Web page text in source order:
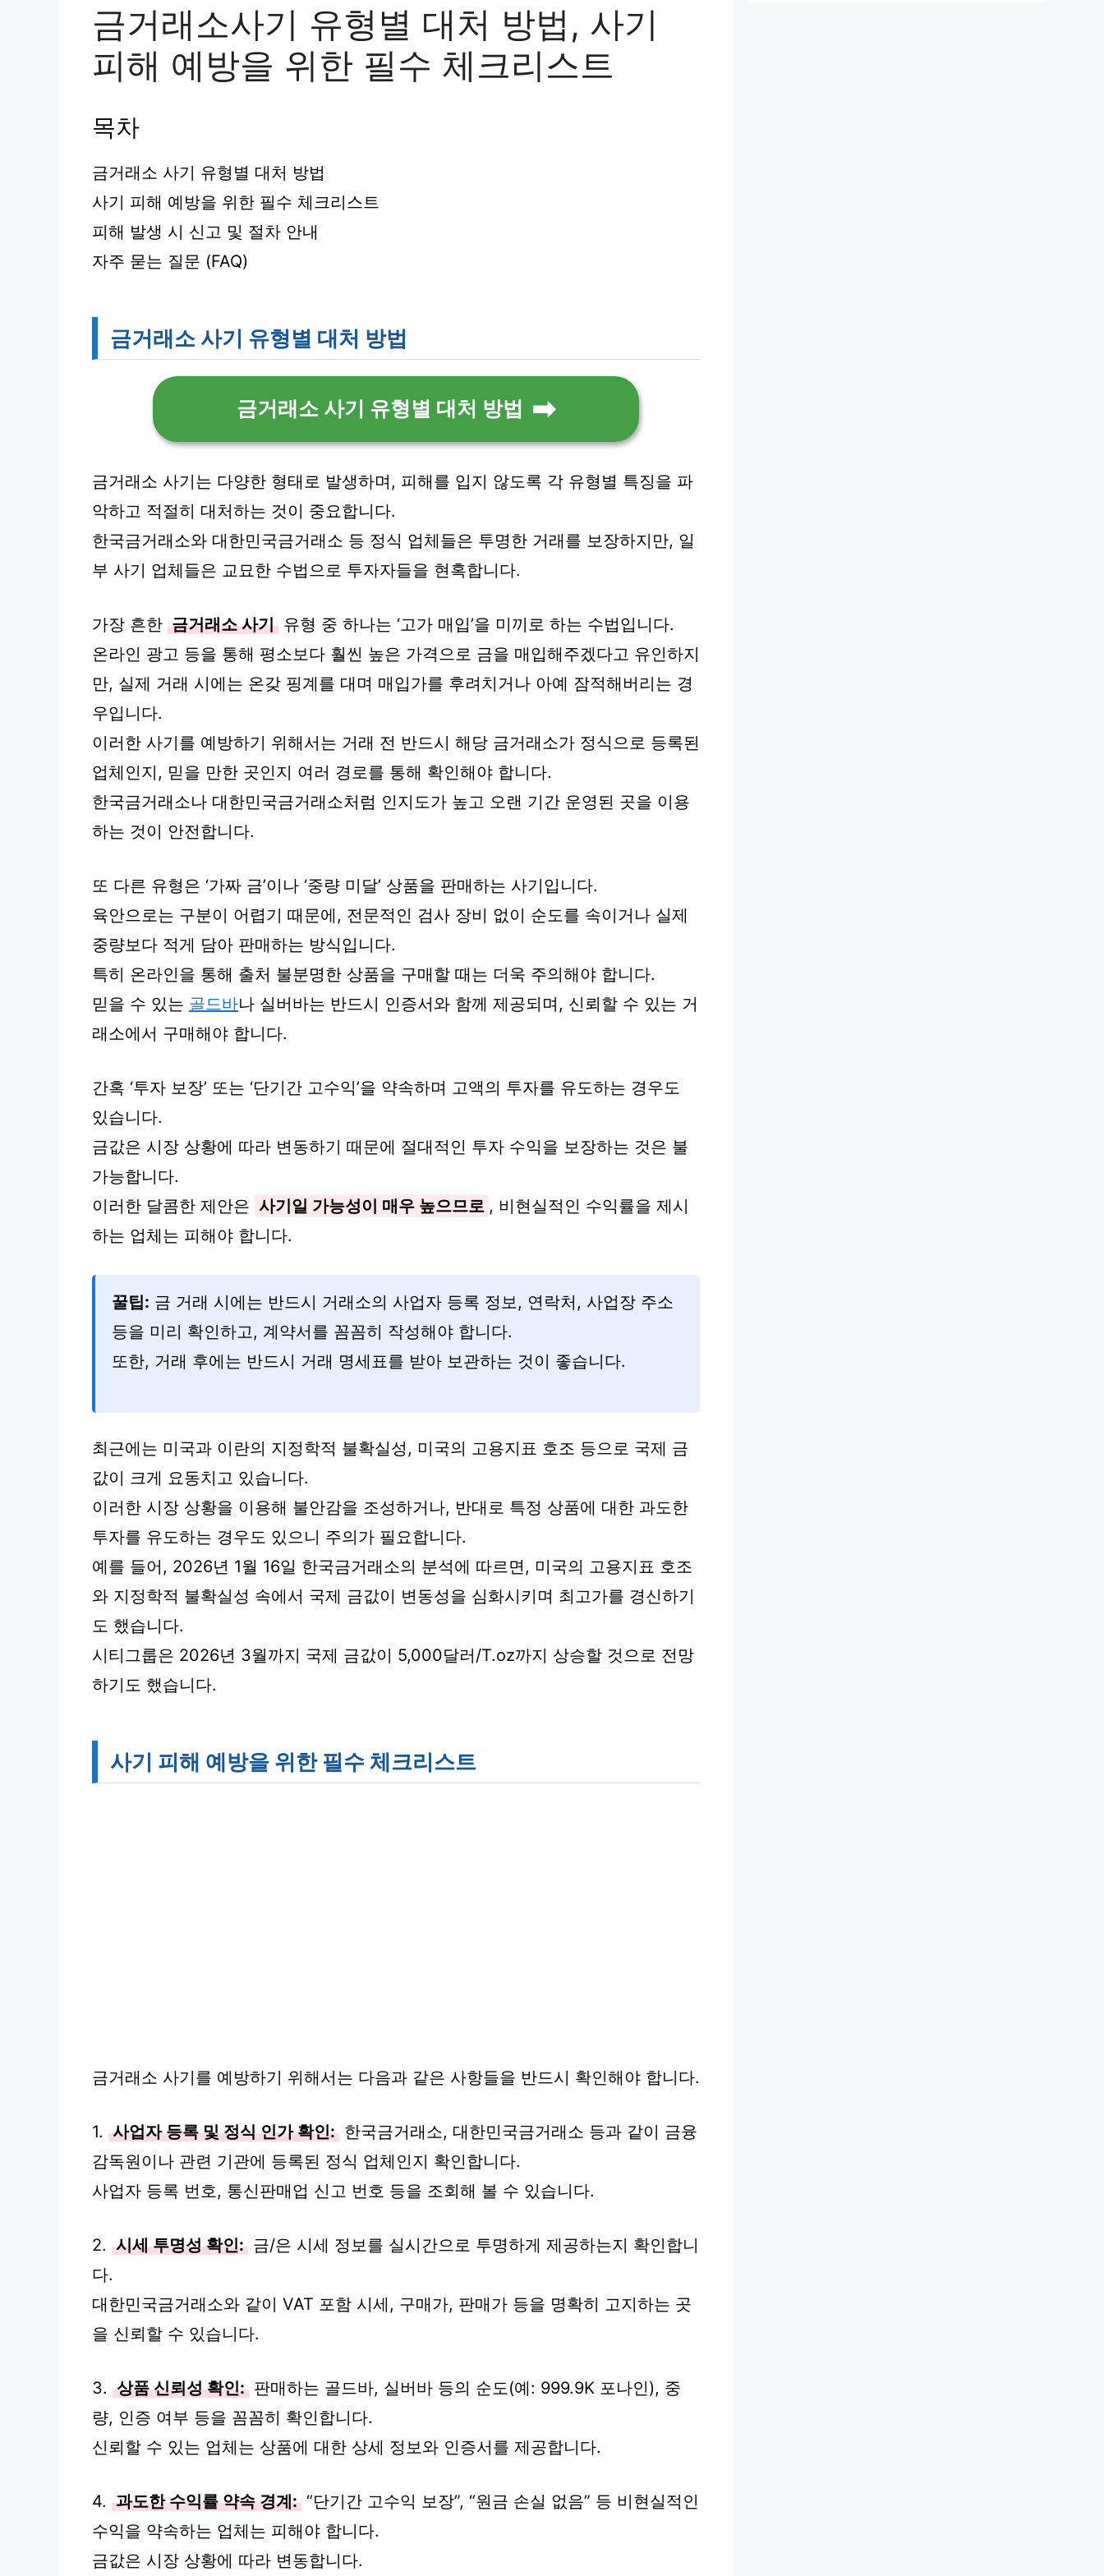
금거래소사기 유형별 대처 방법, 사기
피해 예방을 위한 필수 체크리스트
목차
금거래소 사기 유형별 대처 방법
사기 피해 예방을 위한 필수 체크리스트
피해 발생 시 신고 및 절차 안내
자주 묻는 질문 (FAQ)
금거래소 사기 유형별 대처 방법
금거래소 사기 유형별 대처 방법
금거래소 사기는 다양한 형태로 발생하며, 피해를 입지 않도록 각 유형별 특징을 파
악하고 적절히 대처하는 것이 중요합니다.
한국금거래소와 대한민국금거래소 등 정식 업체들은 투명한 거래를 보장하지만, 일
부 사기 업체들은 교묘한 수법으로 투자자들을 현혹합니다.
가장 흔한 금거래소 사기 유형 중 하나는 ‘고가 매입’을 미끼로 하는 수법입니다.
온라인 광고 등을 통해 평소보다 훨씬 높은 가격으로 금을 매입해주겠다고 유인하지
만, 실제 거래 시에는 온갖 핑계를 대며 매입가를 후려치거나 아예 잠적해버리는 경
우입니다.
이러한 사기를 예방하기 위해서는 거래 전 반드시 해당 금거래소가 정식으로 등록된
업체인지, 믿을 만한 곳인지 여러 경로를 통해 확인해야 합니다.
한국금거래소나 대한민국금거래소처럼 인지도가 높고 오랜 기간 운영된 곳을 이용
하는 것이 안전합니다.
또 다른 유형은 ‘가짜 금’이나 ‘중량 미달’ 상품을 판매하는 사기입니다.
육안으로는 구분이 어렵기 때문에, 전문적인 검사 장비 없이 순도를 속이거나 실제
중량보다 적게 담아 판매하는 방식입니다.
특히 온라인을 통해 출처 불분명한 상품을 구매할 때는 더욱 주의해야 합니다.
믿을 수 있는 골드바나 실버바는 반드시 인증서와 함께 제공되며, 신뢰할 수 있는 거
래소에서 구매해야 합니다.
간혹 ‘투자 보장’ 또는 ‘단기간 고수익’을 약속하며 고액의 투자를 유도하는 경우도
있습니다.
금값은 시장 상황에 따라 변동하기 때문에 절대적인 투자 수익을 보장하는 것은 불
가능합니다.
이러한 달콤한 제안은 사기일 가능성이 매우 높으므로 , 비현실적인 수익률을 제시
하는 업체는 피해야 합니다.
꿀팁: 금 거래 시에는 반드시 거래소의 사업자 등록 정보, 연락처, 사업장 주소
등을 미리 확인하고, 계약서를 꼼꼼히 작성해야 합니다.
또한, 거래 후에는 반드시 거래 명세표를 받아 보관하는 것이 좋습니다.
최근에는 미국과 이란의 지정학적 불확실성, 미국의 고용지표 호조 등으로 국제 금
값이 크게 요동치고 있습니다.
이러한 시장 상황을 이용해 불안감을 조성하거나, 반대로 특정 상품에 대한 과도한
투자를 유도하는 경우도 있으니 주의가 필요합니다.
예를 들어, 2026년 1월 16일 한국금거래소의 분석에 따르면, 미국의 고용지표 호조
와 지정학적 불확실성 속에서 국제 금값이 변동성을 심화시키며 최고가를 경신하기
도 했습니다.
시티그룹은 2026년 3월까지 국제 금값이 5,000달러/T.oz까지 상승할 것으로 전망
하기도 했습니다.
사기 피해 예방을 위한 필수 체크리스트
금거래소 사기를 예방하기 위해서는 다음과 같은 사항들을 반드시 확인해야 합니다.
1. 사업자 등록 및 정식 인가 확인: 한국금거래소, 대한민국금거래소 등과 같이 금융
감독원이나 관련 기관에 등록된 정식 업체인지 확인합니다.
사업자 등록 번호, 통신판매업 신고 번호 등을 조회해 볼 수 있습니다.
2. 시세 투명성 확인: 금/은 시세 정보를 실시간으로 투명하게 제공하는지 확인합니
다.
대한민국금거래소와 같이 VAT 포함 시세, 구매가, 판매가 등을 명확히 고지하는 곳
을 신뢰할 수 있습니다.
3. 상품 신뢰성 확인: 판매하는 골드바, 실버바 등의 순도(예: 999.9K 포나인), 중
량, 인증 여부 등을 꼼꼼히 확인합니다.
신뢰할 수 있는 업체는 상품에 대한 상세 정보와 인증서를 제공합니다.
4. 과도한 수익률 약속 경계: “단기간 고수익 보장”, “원금 손실 없음” 등 비현실적인
수익을 약속하는 업체는 피해야 합니다.
금값은 시장 상황에 따라 변동합니다.